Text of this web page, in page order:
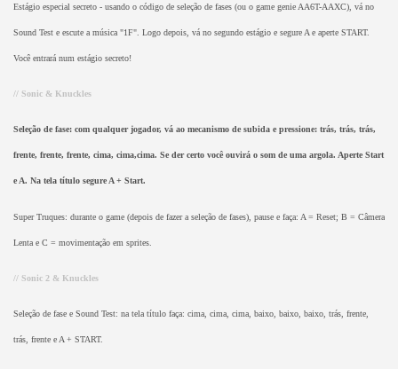
Estágio especial secreto - usando o código de seleção de fases (ou o game genie AA6T-AAXC), vá no
Sound Test e escute a música "1F". Logo depois, vá no segundo estágio e segure A e aperte START.
Você entrará num estágio secreto!
// Sonic & Knuckles
Seleção de fase: com qualquer jogador, vá ao mecanismo de subida e pressione: trás, trás, trás,
frente, frente, frente, cima, cima,cima. Se der certo você ouvirá o som de uma argola. Aperte Start
e A. Na tela título segure A + Start.
Super Truques: durante o game (depois de fazer a seleção de fases), pause e faça: A = Reset; B = Câmera
Lenta e C = movimentação em sprites.
// Sonic 2 & Knuckles
Seleção de fase e Sound Test: na tela título faça: cima, cima, cima, baixo, baixo, baixo, trás, frente,
trás, frente e A + START.